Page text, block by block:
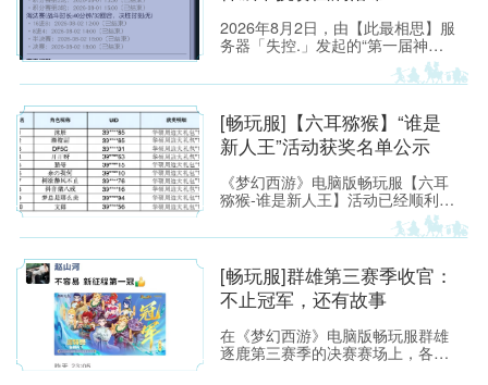
2026年8月2日，由【此最相思】服
务器「失控.」发起的“第一届神威
[畅玩服]【六耳猕猴】“谁是
新人王”活动获奖名单公示
《梦幻西游》电脑版畅玩服【六耳
猕猴-谁是新人王】活动已经顺利落
下帷幕，恭喜以下玩家获得[ROG
玩家国度]周边奖励！ （活动详情
[畅玩服]群雄第三赛季收官：
不止冠军，还有故事
在《梦幻西游》电脑版畅玩服群雄
逐鹿第三赛季的决赛赛场上，各位